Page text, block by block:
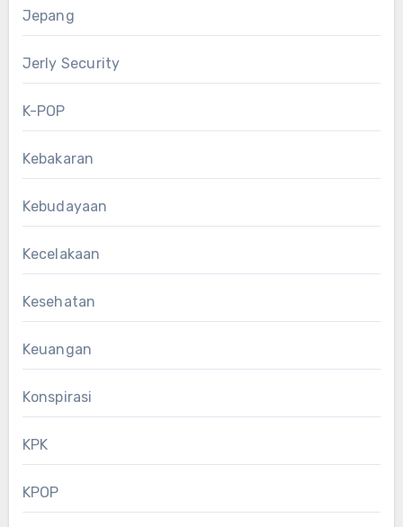
Jepang
Jerly Security
K-POP
Kebakaran
Kebudayaan
Kecelakaan
Kesehatan
Keuangan
Konspirasi
KPK
KPOP